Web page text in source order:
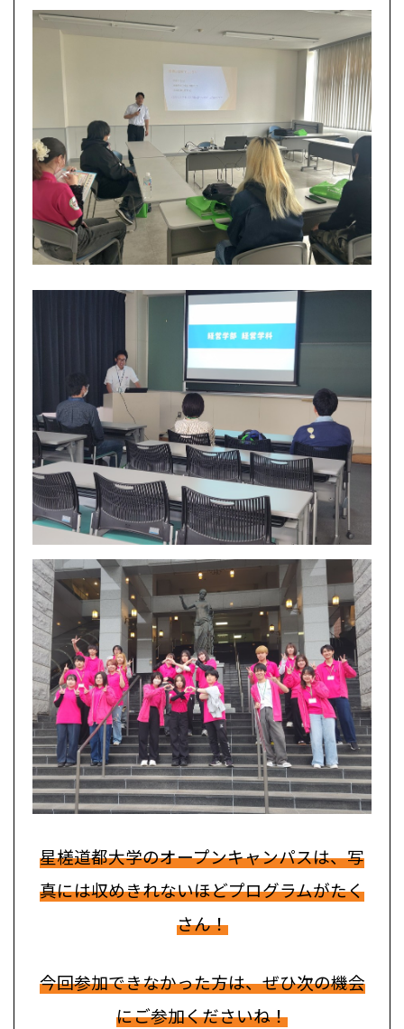
星槎道都大学のオープンキャンパスは、写
真には収めきれないほどプログラムがたく
さん！
今回参加できなかった方は、ぜひ次の機会
にご参加くださいね！